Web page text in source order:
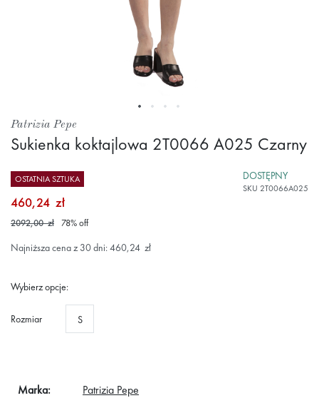
Przejdź
na
początek
Patrizia Pepe
Sukienka koktajlowa 2T0066 A025 Czarny
OSTATNIA SZTUKA DOSTĘPNY
SKU 2T0066A025
460,24 zł
2092,00 zł 78%off
Najniższa cena z 30 dni: 460,24 zł
Wybierz opcje:
Rozmiar S
Marka:
Patrizia Pepe